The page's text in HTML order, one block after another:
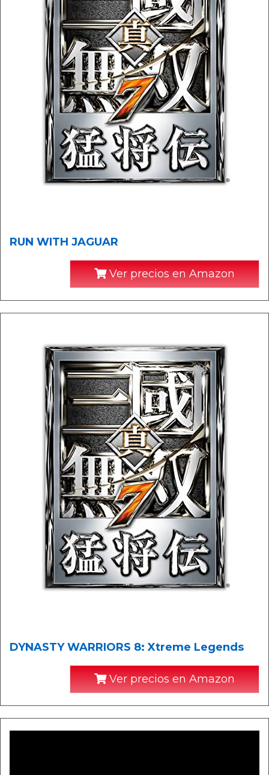
RUN WITH JAGUAR
Ver precios en Amazon
DYNASTY WARRIORS 8: Xtreme Legends
Ver precios en Amazon